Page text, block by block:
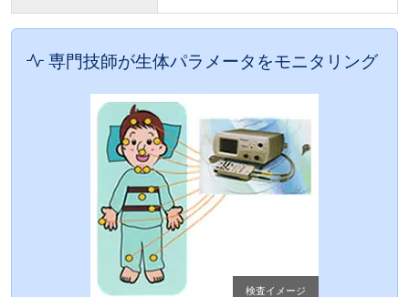
専門技師が生体パラメータをモニタリング
検査イメージ